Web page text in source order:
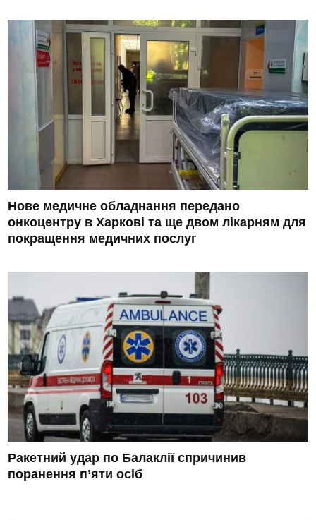
Нове медичне обладнання передано
онкоцентру в Харкові та ще двом лікарням для
покращення медичних послуг
Ракетний удар по Балаклії спричинив
поранення п’яти осіб